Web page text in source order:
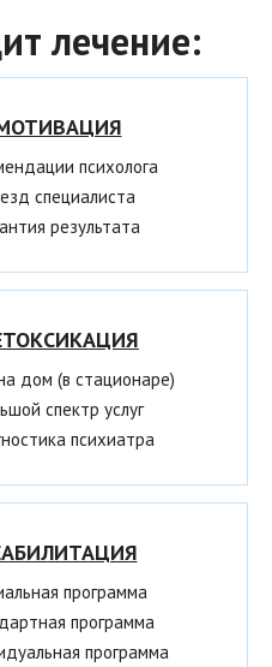
лечение:
психолога
специалиста
результата
дом (в стационаре)
спектр услуг
психиатра
программа
программа
программа